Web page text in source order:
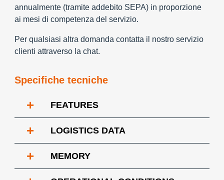
annualmente (tramite addebito SEPA) in proporzione
ai mesi di competenza del servizio.
Per qualsiasi altra domanda contatta il nostro servizio
clienti attraverso la chat.
Specifiche tecniche
+ FEATURES
+ LOGISTICS DATA
+ MEMORY